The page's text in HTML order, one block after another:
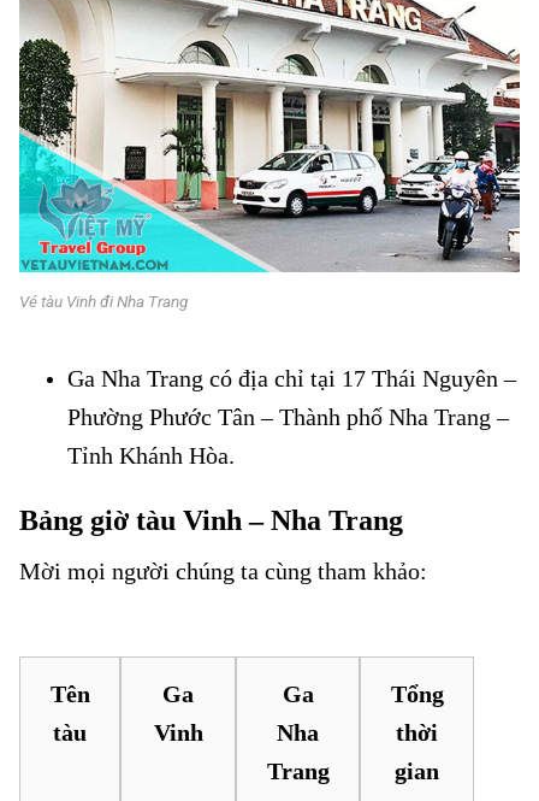
Vé tàu Vinh đi Nha Trang
Ga Nha Trang có địa chỉ tại 17 Thái Nguyên –
Phường Phước Tân – Thành phố Nha Trang –
Tỉnh Khánh Hòa.
Bảng giờ tàu Vinh – Nha Trang
Mời mọi người chúng ta cùng tham khảo:
Tên
tàu
Ga
Vinh
Ga
Nha
Trang
Tổng
thời
gian